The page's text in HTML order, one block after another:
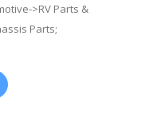
>RV Parts &
Parts;